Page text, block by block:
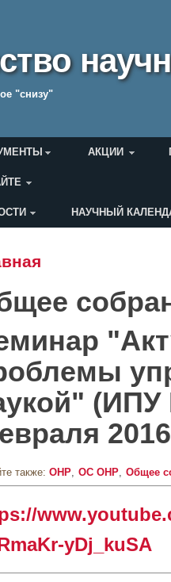
"снизу"
менюАКЦИИ
пользователя
НАУЧНЫЙ
(ИПУ
также: ОНР ОС ОНР Общее
yDj_kuSA